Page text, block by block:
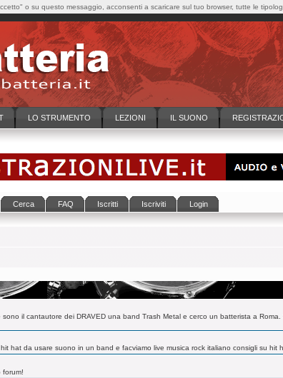
LO STRUMENTO LEZIONI IL SUONO
Cerca FAQ Iscritti Iscriviti Login
il cantautore dei DRAVED una band Trash Metal e cerco un batterista a
hat da usare suono in un band e facviamo live musica rock italiano consigli su hit
forum!
o su questo messaggio, acconsenti a scaricare sul tuo browser, tutte le